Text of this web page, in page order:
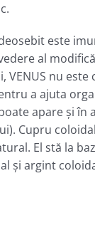
este
al
VENUS nu
a ajuta
apare şi în
Cupru
El stă la
şi argint